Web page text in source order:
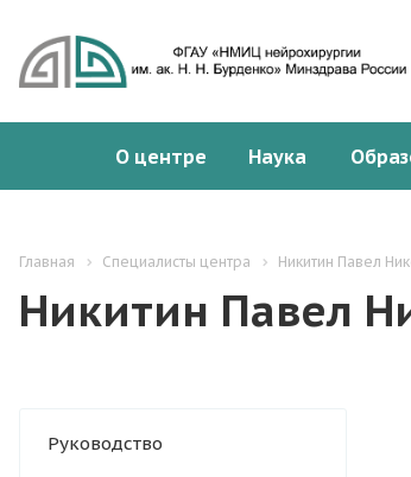
О центре Наука
Главная Специалисты центра Никитин Павел
Никитин Павел
Руководство